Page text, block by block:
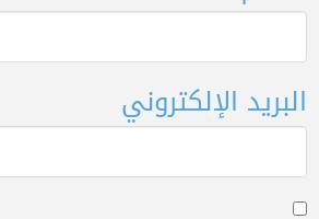
البريد الإلكتروني